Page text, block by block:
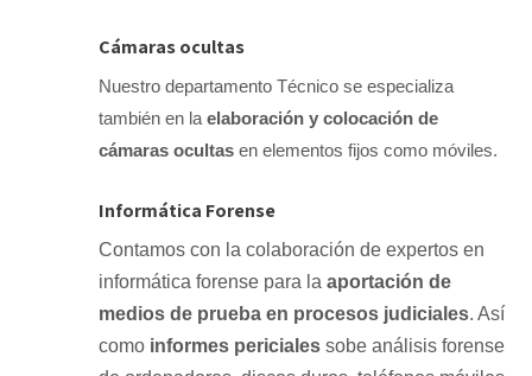
Cámaras ocultas
Nuestro departamento Técnico se especializa
también en la elaboración y colocación de
cámaras ocultas en elementos fijos como móviles.
Informática Forense
Contamos con la colaboración de expertos en
informática forense para la aportación de
medios de prueba en procesos judiciales. Así
como informes periciales sobe análisis forense